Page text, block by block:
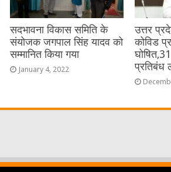
सदभावना विकास समिति के
संयोजक जगपाल सिंह यादव को
सम्मानित किया गया
January 4, 2022
उत्तर
कोविड
प्रतिबंध